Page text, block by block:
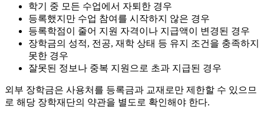
학기 중 모든 수업에서 자퇴한 경우
등록했지만 수업 참여를 시작하지 않은 경우
등록학점이 줄어 지원 자격이나 지급액이 변경된 경우
장학금의 성적, 전공, 재학 상태 등 유지 조건을 충족하지
못한 경우
잘못된 정보나 중복 지원으로 초과 지급된 경우
외부 장학금은 사용처를 등록금과 교재로만 제한할 수 있으므
로 해당 장학재단의 약관을 별도로 확인해야 한다.